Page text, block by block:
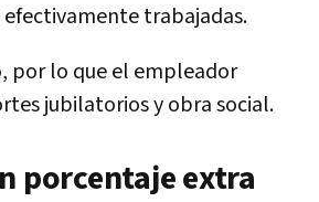
trabajadas.
por lo que el empleador
jubilatorios y obra social.
porcentaje extra